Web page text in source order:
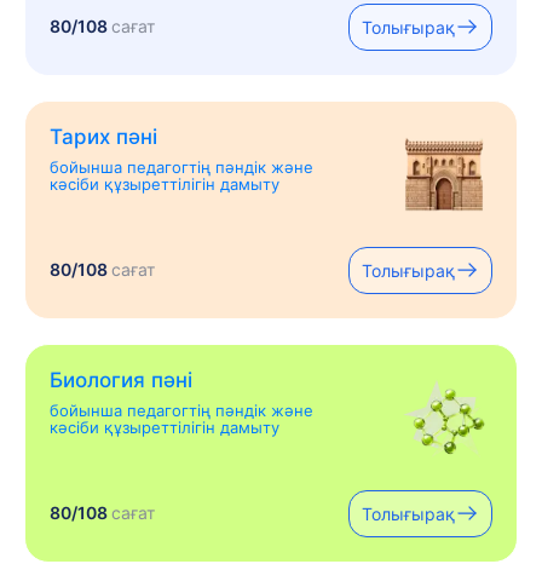
80/108сағат Толығырақ
Тарих пәні
бойынша педагогтің пәндік және
кәсіби құзыреттілігін дамыту
80/108сағат Толығырақ
Биология пәні
бойынша педагогтің пәндік және
кәсіби құзыреттілігін дамыту
80/108сағат Толығырақ